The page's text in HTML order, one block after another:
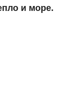
и море.